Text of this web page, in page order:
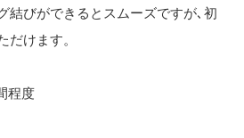
結びができるとスムーズですが､初
だけます。
程度